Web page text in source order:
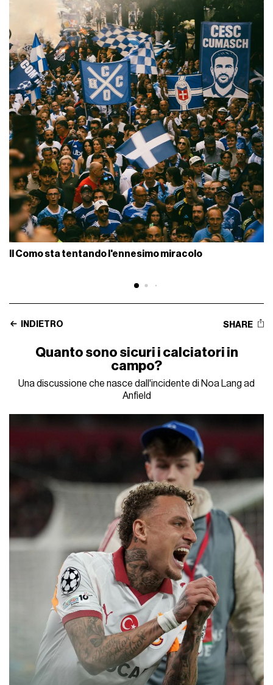
Il Como sta tentando l'ennesimo miracolo
INDIETRO SHARE
Quanto sono sicuri i calciatori in
campo?
Una discussione che nasce dall'incidente di Noa Lang ad
Anfield